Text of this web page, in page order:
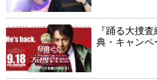
『踊る大捜
典・キャン